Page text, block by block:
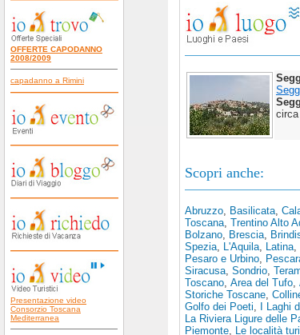
OFFERTE CAPODANNO
2008/2009
capadanno a Rimini
Presentazione video
Consorzio Toscana
Mediterranea
Scopri anche:
Abruzzo, Basilicata,
Toscana, Trentino Alto
Bolzano, Brescia,
Spezia, L'Aquila, Latina,
Pesaro e Urbino,
Siracusa, Sondrio,
Toscano, Area del Tufo,
Storiche Toscane,
Golfo dei Poeti, I Laghi
La Riviera Ligure delle
Piemonte, Le località